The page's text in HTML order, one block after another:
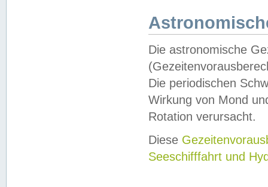
Die astronomische
Die periodischen
Wirkung von Mond
Rotation verursacht.
Diese
Seeschifffahrt und